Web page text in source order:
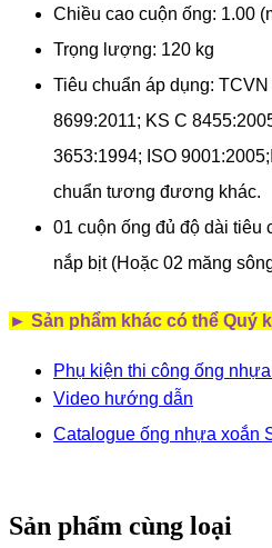
Chiều cao cuộn ống: 1.00
Trọng lượng: 120 kg
Tiêu chuẩn áp dụng:
8699:2011; KS C
3653:1994; ISO
chuẩn tương đương khác.
01 cuộn ống đủ độ dài tiêu
nắp bịt (Hoặc 02 măng
► Sản phẩm khác có thể Quý
Phụ kiện thi công ống
Video hướng dẫn
Catalogue ống nhựa xoắn
Sản phẩm cùng loại